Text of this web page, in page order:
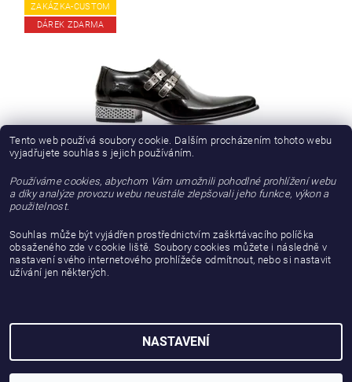
ZAKÁZKA-CUSTOM
DÁREK ZDARMA
BOTY NEW ROCK M.2246-SW20 ANTIK NEGRO, CUEROLITE T.
10 413,22 Kč bez DPH
12 600 Kč
2026 © gattanera.com, všechna práva vyhrazena
Tento web používá soubory cookie. Dalším procházením tohoto webu
vyjadřujete souhlas s jejich používáním.
Používáme cookies, abychom Vám umožnili pohodlné prohlížení webu
a díky analýze provozu webu neustále zlepšovali jeho funkce, výkon a
použitelnost.
Souhlas může být vyjádřen prostřednictvím zaškrtávacího políčka
obsaženého zde v cookie liště. Soubory cookies můžete i následně v
nastavení svého internetového prohlížeče odmítnout, nebo si nastavit
užívání jen některých.
NASTAVENÍ